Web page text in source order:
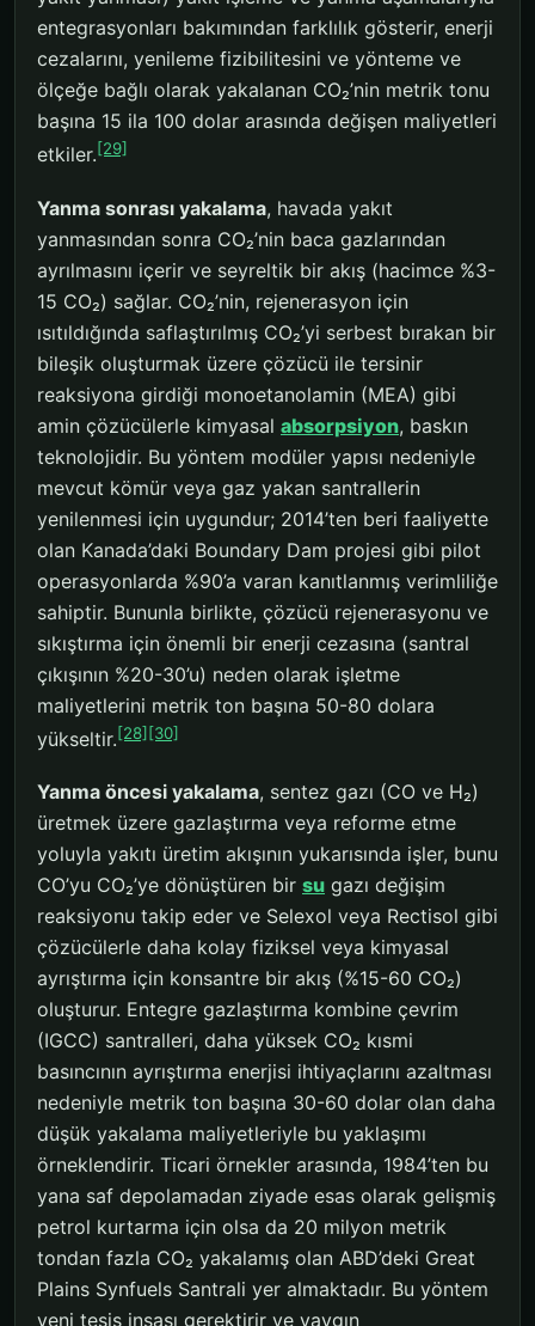
entegrasyonları bakımından farklılık gösterir, enerji
cezalarını, yenileme fizibilitesini ve yönteme ve
ölçeğe bağlı olarak yakalanan CO₂’nin metrik tonu
başına 15 ila 100 dolar arasında değişen maliyetleri
etkiler.[29]
Yanma sonrası yakalama, havada yakıt
yanmasından sonra CO₂’nin baca gazlarından
ayrılmasını içerir ve seyreltik bir akış (hacimce %3-
15 CO₂) sağlar. CO₂’nin, rejenerasyon için
ısıtıldığında saflaştırılmış CO₂’yi serbest bırakan bir
bileşik oluşturmak üzere çözücü ile tersinir
reaksiyona girdiği monoetanolamin (MEA) gibi
amin çözücülerle kimyasal absorpsiyon, baskın
teknolojidir. Bu yöntem modüler yapısı nedeniyle
mevcut kömür veya gaz yakan santrallerin
yenilenmesi için uygundur; 2014’ten beri faaliyette
olan Kanada’daki Boundary Dam projesi gibi pilot
operasyonlarda %90’a varan kanıtlanmış verimliliğe
sahiptir. Bununla birlikte, çözücü rejenerasyonu ve
sıkıştırma için önemli bir enerji cezasına (santral
çıkışının %20-30’u) neden olarak işletme
maliyetlerini metrik ton başına 50-80 dolara
yükseltir.[28] [30]
Yanma öncesi yakalama, sentez gazı (CO ve H₂)
üretmek üzere gazlaştırma veya reforme etme
yoluyla yakıtı üretim akışının yukarısında işler, bunu
CO’yu CO₂’ye dönüştüren bir su gazı değişim
reaksiyonu takip eder ve Selexol veya Rectisol gibi
çözücülerle daha kolay fiziksel veya kimyasal
ayrıştırma için konsantre bir akış (%15-60 CO₂)
oluşturur. Entegre gazlaştırma kombine çevrim
(IGCC) santralleri, daha yüksek CO₂ kısmi
basıncının ayrıştırma enerjisi ihtiyaçlarını azaltması
nedeniyle metrik ton başına 30-60 dolar olan daha
düşük yakalama maliyetleriyle bu yaklaşımı
örneklendirir. Ticari örnekler arasında, 1984’ten bu
yana saf depolamadan ziyade esas olarak gelişmiş
petrol kurtarma için olsa da 20 milyon metrik
tondan fazla CO₂ yakalamış olan ABD’deki Great
Plains Synfuels Santrali yer almaktadır. Bu yöntem
yeni tesis inşası gerektirir ve yaygın